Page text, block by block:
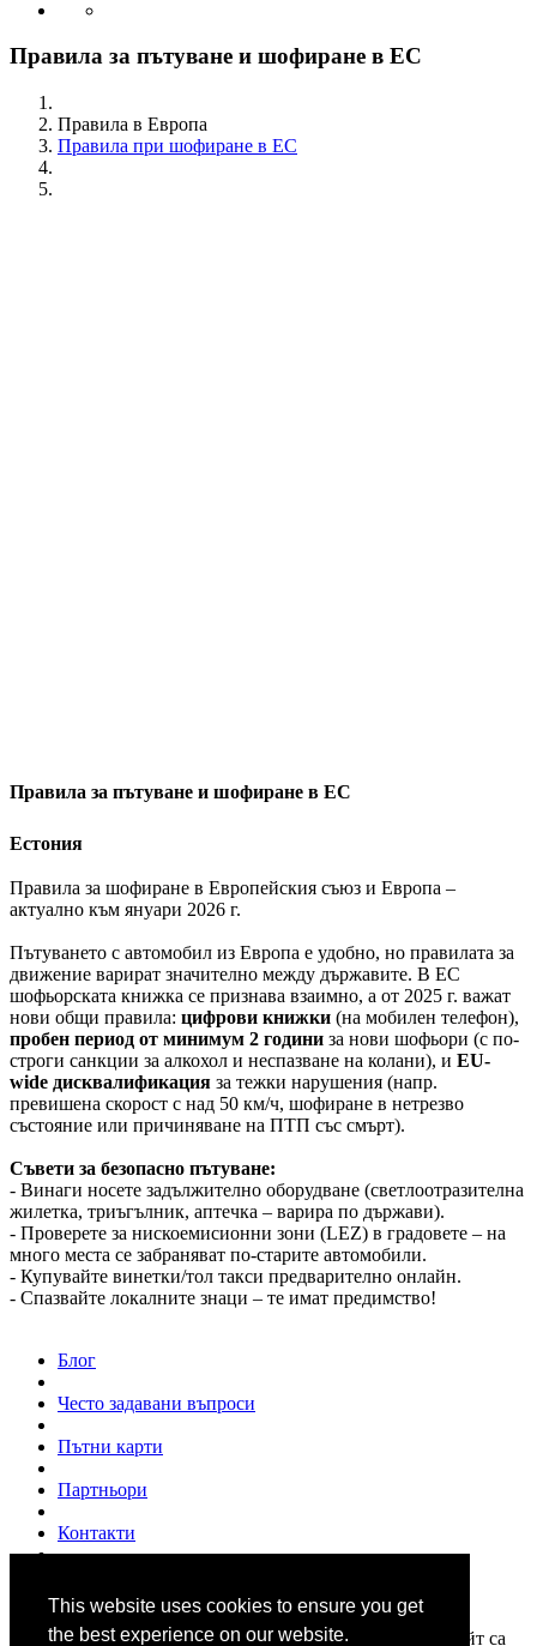
This website uses cookies to ensure you get
the best experience on our website.
Правила за пътуване и шофиране в ЕС
Правила в Европа
Правила при шофиране в ЕС
Правила за пътуване и шофиране в ЕС
Естония
Правила за шофиране в Европейския съюз и Европа –
актуално към януари 2026 г.
Пътуването с автомобил из Европа е удобно, но правилата за
движение варират значително между държавите. В ЕС
шофьорската книжка се признава взаимно, а от 2025 г. важат
нови общи правила: цифрови книжки (на мобилен телефон),
пробен период от минимум 2 години за нови шофьори (с по-
строги санкции за алкохол и неспазване на колани), и EU-
wide дисквалификация за тежки нарушения (напр.
превишена скорост с над 50 км/ч, шофиране в нетрезво
състояние или причиняване на ПТП със смърт).
Съвети за безопасно пътуване:
- Винаги носете задължително оборудване (светлоотразителна
жилетка, триъгълник, аптечка – варира по държави).
- Проверете за нискоемисионни зони (LEZ) в градовете – на
много места се забраняват по-старите автомобили.
- Купувайте винетки/тол такси предварително онлайн.
- Спазвайте локалните знаци – те имат предимство!
Блог
Често задавани въпроси
Пътни карти
Партньори
Контакти
© 2007 - 2026www.shofior.com. Всички права запазени.
Всички текстове и изображения публикувани в този сайт са